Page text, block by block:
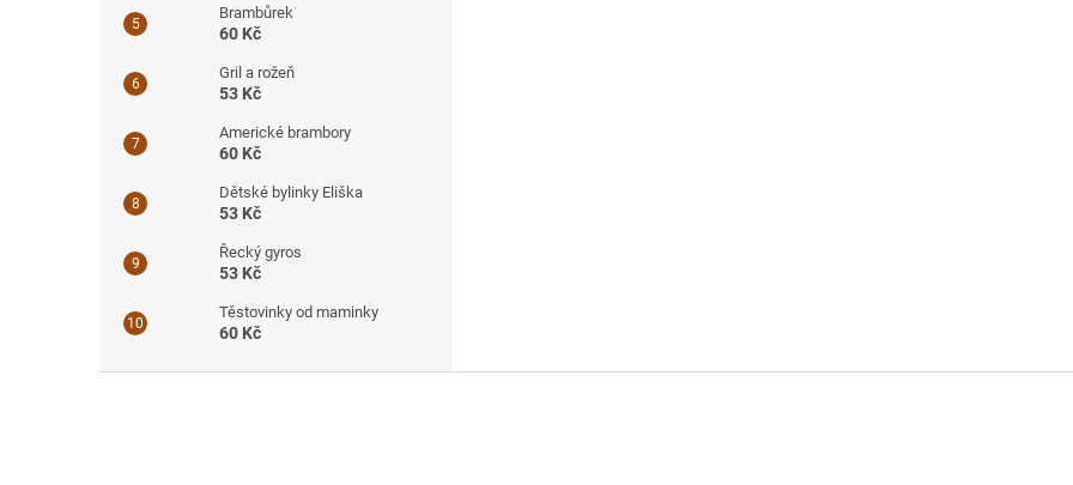
Brambůrek
60 Kč
Gril a rožeň
53 Kč
Americké brambory
60 Kč
Dětské bylinky Eliška
53 Kč
Řecký gyros
53 Kč
Těstovinky od maminky
60 Kč